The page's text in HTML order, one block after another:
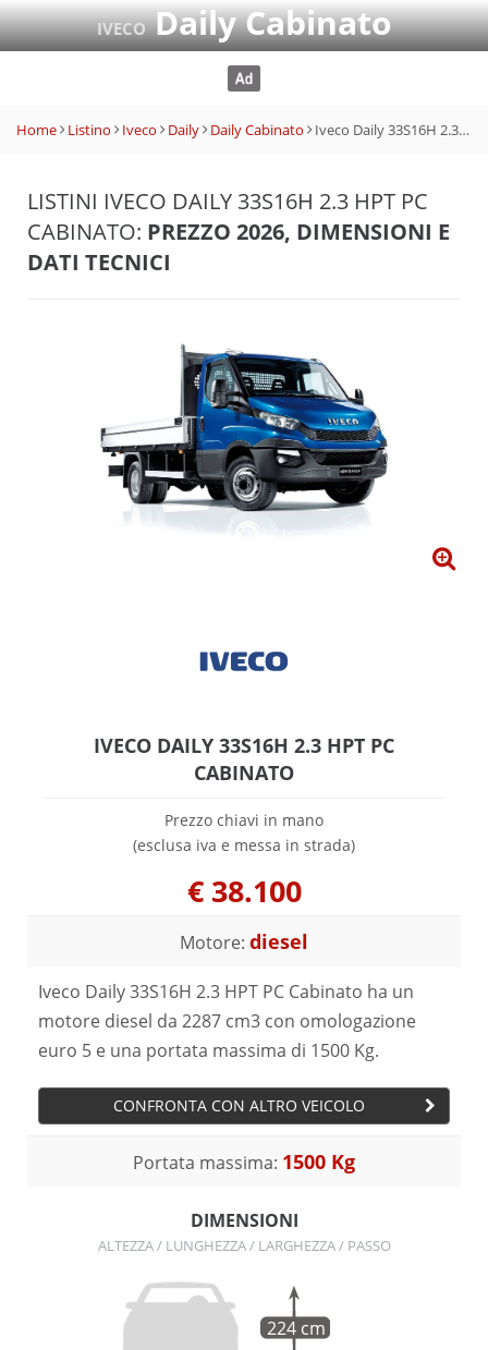
IVECODaily Cabinato
Home Listino Iveco Daily Daily Cabinato Iveco Daily 33S16H 2.3 HPT PC Cabinato
LISTINI IVECO DAILY 33S16H 2.3 HPT PC
CABINATO: PREZZO 2026, DIMENSIONI E
DATI TECNICI
IVECO DAILY 33S16H 2.3 HPT PC
CABINATO
Prezzo chiavi in mano
(esclusa iva e messa in strada)
€ 38.100
Motore: diesel
Iveco Daily 33S16H 2.3 HPT PC Cabinato ha un
motore diesel da 2287 cm3 con omologazione
euro 5 e una portata massima di 1500 Kg.
CONFRONTA CON ALTRO VEICOLO
Portata massima: 1500 Kg
DIMENSIONI
ALTEZZA / LUNGHEZZA / LARGHEZZA / PASSO
224 cm